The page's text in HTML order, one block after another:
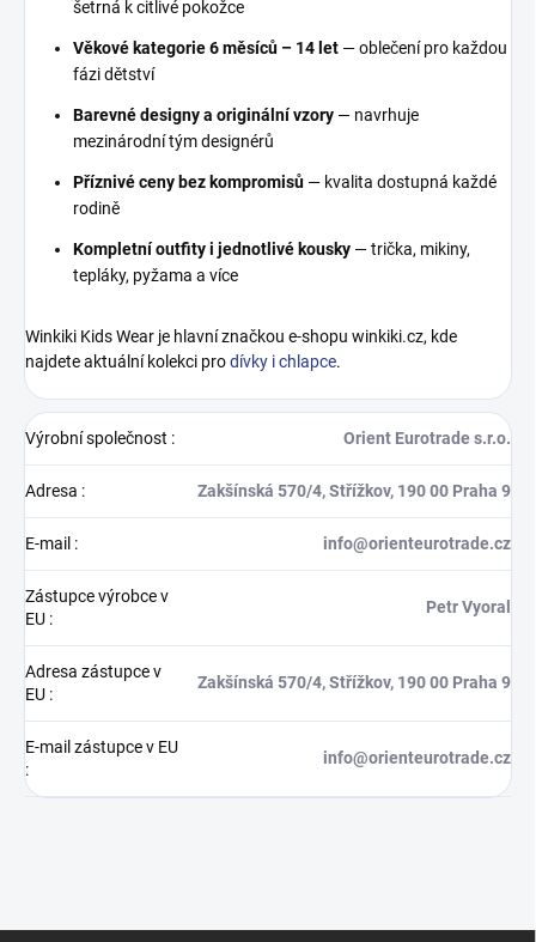
šetrná k citlivé pokožce
Věkové kategorie 6 měsíců – 14 let — oblečení pro každou
fázi dětství
Barevné designy a originální vzory — navrhuje
mezinárodní tým designérů
Příznivé ceny bez kompromisů — kvalita dostupná každé
rodině
Kompletní outfity i jednotlivé kousky — trička, mikiny,
tepláky, pyžama a více
Winkiki Kids Wear je hlavní značkou e-shopu winkiki.cz, kde
najdete aktuální kolekci prodívky i chlapce.
Výrobní společnost : Orient Eurotrade s.r.o.
Adresa : Zakšínská 570/4, Střížkov, 190 00 Praha 9
E-mail : info@orienteurotrade.cz
Zástupce výrobce v
EU :
Petr Vyoral
Adresa zástupce v
EU :
Zakšínská 570/4, Střížkov, 190 00 Praha 9
E-mail zástupce v EU
:
info@orienteurotrade.cz